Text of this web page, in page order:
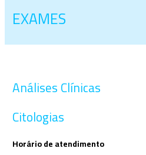
EXAMES
Análises Clínicas
Citologias
Horário de atendimento